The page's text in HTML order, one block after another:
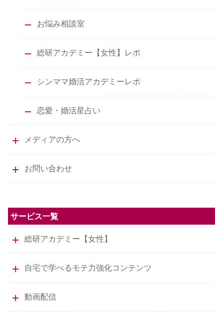
お悩み相談室
総研アカデミー【女性】レポ
シンママ婚活アカデミーレポ
恋愛・婚活星占い
メディアの方へ
お問い合わせ
サービス一覧
総研アカデミー【女性】
自宅で学べるモテ力強化コンテンツ
動画配信